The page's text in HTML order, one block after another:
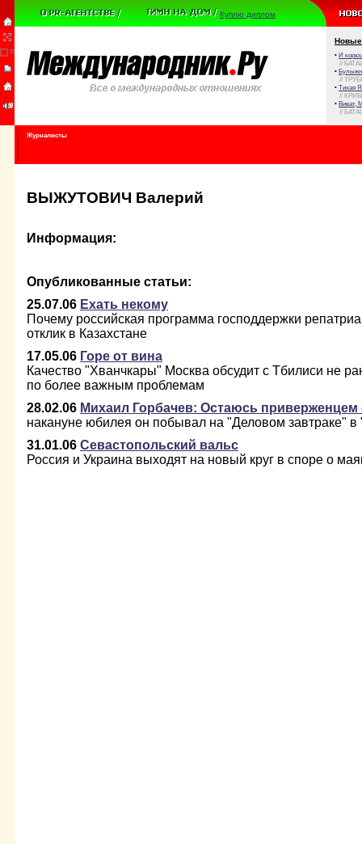
Куплю диплом
Новые
• И
//
•
//
• Тихая
//
• Виват,
//
Журналисты
ВЫЖУТОВИЧ Валерий
Информация:
Опубликованные статьи:
25.07.06 Ехать некому
Почему российская программа господдержки
отклик в Казахстане
17.05.06 Горе от вина
Качество "Хванчкары" Москва обсудит с Тбилиси не
по более важным проблемам
28.02.06 Михаил Горбачев: Остаюсь приверженцем
накануне юбилея он побывал на "Деловом завтраке" в
31.01.06 Севастопольский вальс
Россия и Украина выходят на новый круг в споре о